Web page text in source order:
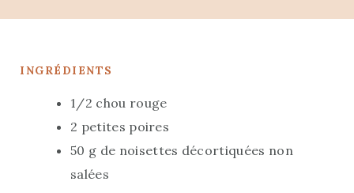
S
INGRÉDIENTS
1/2 chou rouge
2 petites poires
50 g de noisettes décortiquées non
salées